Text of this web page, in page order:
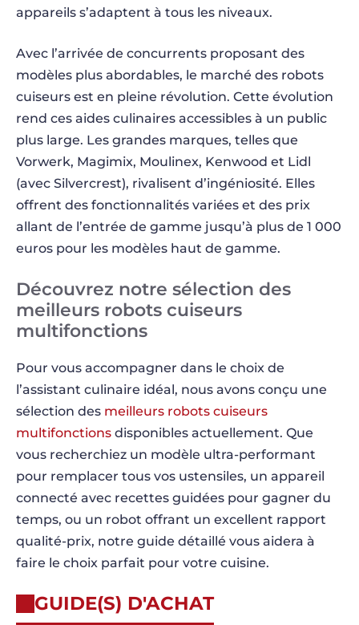
appareils s’adaptent à tous les niveaux.
Avec l’arrivée de concurrents proposant des
modèles plus abordables, le marché des robots
cuiseurs est en pleine révolution. Cette évolution
rend ces aides culinaires accessibles à un public
plus large. Les grandes marques, telles que
Vorwerk, Magimix, Moulinex, Kenwood et Lidl
(avec Silvercrest), rivalisent d’ingéniosité. Elles
offrent des fonctionnalités variées et des prix
allant de l’entrée de gamme jusqu’à plus de 1 000
euros pour les modèles haut de gamme.
Découvrez notre sélection des
meilleurs robots cuiseurs
multifonctions
Pour vous accompagner dans le choix de
l’assistant culinaire idéal, nous avons conçu une
sélection des meilleurs robots cuiseurs
multifonctions disponibles actuellement. Que
vous recherchiez un modèle ultra-performant
pour remplacer tous vos ustensiles, un appareil
connecté avec recettes guidées pour gagner du
temps, ou un robot offrant un excellent rapport
qualité-prix, notre guide détaillé vous aidera à
faire le choix parfait pour votre cuisine.
GUIDE(S) D'ACHAT